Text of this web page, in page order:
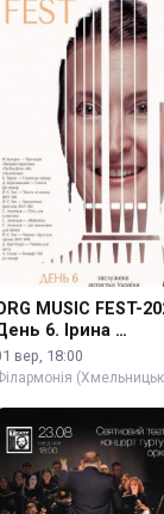
MUSIC FEST-
6. Ірина …
вер, 18:00